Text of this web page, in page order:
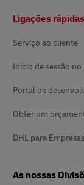
Ligações rápidas
Serviço ao cliente
Início de sessão
Portal de
Obter um
DHL para Empresas
As nossas